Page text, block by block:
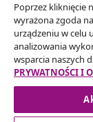
Odstąpienie
Złóż wniosek
Twojego
Poprzez kliknięcie
wyrażona zgoda
urządzeniu w celu
analizowania
wsparcia naszych
PRYWATNOŚCI I